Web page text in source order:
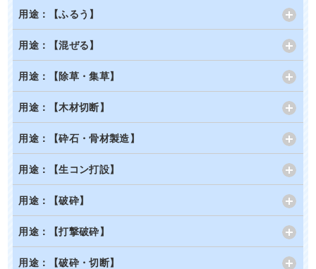
用途：【ふるう】
用途：【混ぜる】
用途：【除草・集草】
用途：【木材切断】
用途：【砕石・骨材製造】
用途：【生コン打設】
用途：【破砕】
用途：【打撃破砕】
用途：【破砕・切断】